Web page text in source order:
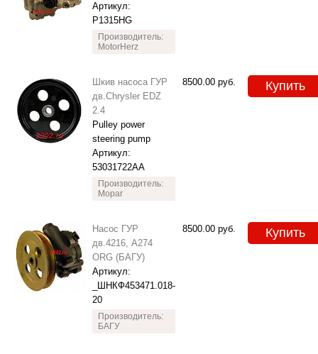
Артикул:
P1315HG
Производитель:
MotorHerz
Шкив насоса ГУР
дв.Chrysler EDZ
2.4
Pulley power
steering pump
Артикул:
53031722AA
Производитель:
Mopar
8500.00 руб. Купить
Насос ГУР
дв.4216, А274
ORG (БАГУ)
Артикул:
_ШНКФ453471.018-
20
Производитель:
БАГУ
8500.00 руб. Купить